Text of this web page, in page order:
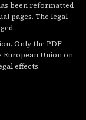
been reformatted
pages. The legal
Only the PDF
European Union on
effects.